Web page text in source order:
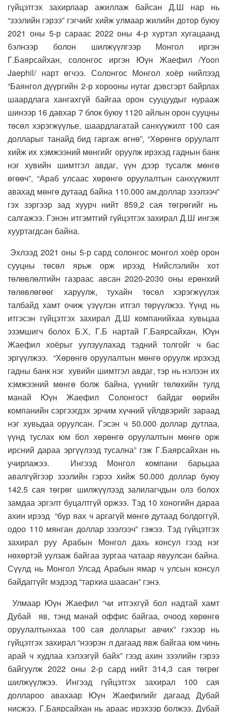
гүйцэтгэх захирлаар ажиллаж байсан Д.Ш нар нь
“зээлийн гэрээ” гэгчийг хийж улмаар жилийн дотор буюу
2021 оны 5-р сараас 2022 оны 4-р хүртэл хугацаанд
бэлнээр болон шилжүүлгээр Монгол иргэн
Г.Баярсайхан, солонгос иргэн Юүн Жаефил /Yoon
Jaephil/ нарт өгчээ. Солонгос Монгол хоёр нийлээд
“Баянгол дүүргийн 2-р хорооны нутаг дэвсгэрт байрлах
шаардлага хангахгүй байгаа орон сууцуудыг нурааж
шинээр 16 давхар 7 блок буюу 1120 айлын орон сууцны
төсөл хэрэгжүүлье, шаардлагатай санхүүжилт 100 сая
долларыг танайд бид гаргаж өгнө”, “Хөрөнгө оруулалт
хийж их хэмжээний мөнгийг оруулж ирэхэд гаднын банк
нэг хувийн шимтгэл авдаг, үүн дээр тусалж мөнгө
өгөөч”, “Араб улсаас хөрөнгө оруулалтын санхүүжилт
авахад мөнгө дутаад байна 110.000 ам.доллар зээлээч”
гэх зэргээр зад хуурч нийт 859,2 сая төгрөгийг нь
салгажээ. Гэнэн итгэмтгий гүйцэтгэх захирал Д.Ш ингэж
хууртагдсан байна.
Эхлээд 2021 оны 5-р сард солонгос монгол хоёр орон
сууцны төсөл ярьж орж ирээд Нийслэлийн хот
төлөвлөлтийн газраас авсан 2020-2030 оны ерөнхий
төлөвлөгөөг харуулж, тухайн төсөл хэрэгжүүлэх
талбайд хамт очиж үзүүлэн итгэл төрүүлжээ. Үүнд нь
итгэсэн гүйцэтгэх захирал Д.Ш компанийхаа хувьцаа
эзэмшигч болох Б.Х, Г.Б нартай Г.Баярсайхан, Юүн
Жаефил хоёрыг уулзуулахад тэдний толгойг ч бас
эргүүлжээ. “Хөрөнгө оруулалтын мөнгө оруулж ирэхэд
гадны банк нэг хувийн шимтгэл авдаг, тэр нь нэлээн их
хэмжээний мөнгө болж байна, үүнийг төлөхийн тулд
манай Юүн Жаефил Солонгост байдаг өөрийн
компанийн сэргээгдэх эрчим хүчний үйлдвэрийг зараад
нэг хувьдаа оруулсан. Гэсэн ч 50.000 доллар дутлаа,
үүнд туслах юм бол хөрөнгө оруулалтын мөнгө орж
ирсний дараа эргүүлээд тусална” гэж Г.Баярсайхан нь
учирлажээ. Ингээд Монгол компани барьцаа
авалгүйгээр зээлийн гэрээ хийж 50.000 доллар буюу
142.5 сая төгрөг шилжүүлээд залилагчдын олз болох
замдаа эргэлт буцалтгүй оржээ. Тэд 10 хоногийн дараа
ахин ирээд “бүр яах ч аргагүй мөнгө дутаад болдоггүй,
одоо 110 мянган доллар зээлээч” гэжээ. Тэд гүйцэтгэх
захирал руу Арабын Монгол дахь консул гээд нэг
нөхөртэй уулзаж байгаа зургаа чатаар явуулсан байна.
Сүүлд нь Монгол Улсад Арабын ямар ч улсын консул
байдаггүйг мэдээд “тархиа шаасан” гэнэ.
Улмаар Юүн Жаефил “чи итгэхгүй бол надтай хамт
Дубай яв, тэнд манай оффис байгаа, очоод хөрөнгө
оруулалтынхаа 100 сая долларыг авчих” гэхээр нь
гүйцэтгэх захирал “нээрэн л дагаад явж байгаа юм чинь
арай ч худлаа хэлээгүй байх” гээд ахин зээлийн гэрээ
байгуулж 2022 оны 2-р сард нийт 314,3 сая төгрөг
шилжүүлжээ. Ингээд гүйцэтгэх захирал 100 сая
доллароо авахаар Юүн Жаефилийг дагаад Дубай
нисжээ. Г.Баярсайхан нь араас ирэхээр болжээ. Дубай